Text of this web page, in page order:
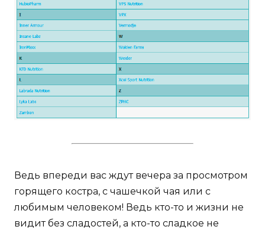
Ведь впереди вас ждут вечера за просмотром
горящего костра, с чашечкой чая или с
любимым человеком! Ведь кто-то и жизни не
видит без сладостей, а кто-то сладкое не